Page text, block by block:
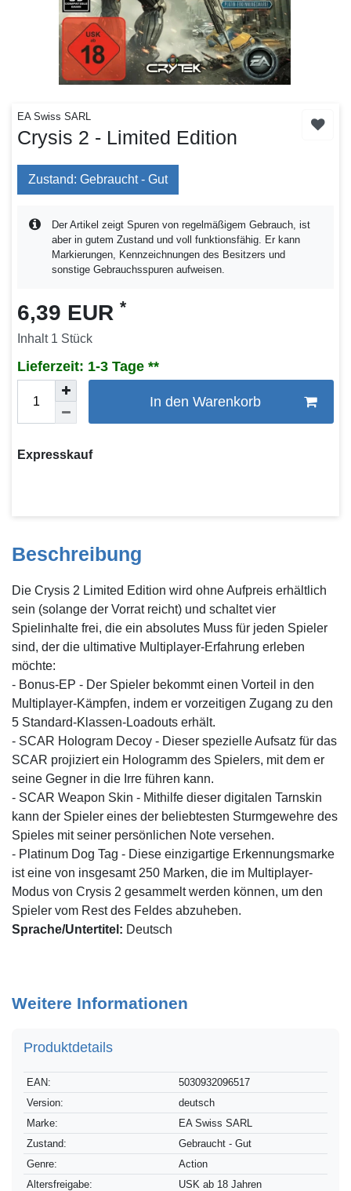
EA Swiss SARL
Crysis 2 - Limited Edition
Zustand: Gebraucht - Gut
Der Artikel zeigt Spuren von regelmäßigem Gebrauch, ist
aber in gutem Zustand und voll funktionsfähig. Er kann
Markierungen, Kennzeichnungen des Besitzers und
sonstige Gebrauchsspuren aufweisen.
6,39 EUR *
Inhalt 1 Stück
Lieferzeit: 1-3 Tage
In den Warenkorb
Expresskauf
Beschreibung
Die Crysis 2 Limited Edition wird ohne Aufpreis erhältlich
sein (solange der Vorrat reicht) und schaltet vier
Spielinhalte frei, die ein absolutes Muss für jeden Spieler
sind, der die ultimative Multiplayer-Erfahrung erleben
möchte:
- Bonus-EP - Der Spieler bekommt einen Vorteil in den
Multiplayer-Kämpfen, indem er vorzeitigen Zugang zu den
5 Standard-Klassen-Loadouts erhält.
- SCAR Hologram Decoy - Dieser spezielle Aufsatz für das
SCAR projiziert ein Hologramm des Spielers, mit dem er
seine Gegner in die Irre führen kann.
- SCAR Weapon Skin - Mithilfe dieser digitalen Tarnskin
kann der Spieler eines der beliebtesten Sturmgewehre des
Spieles mit seiner persönlichen Note versehen.
- Platinum Dog Tag - Diese einzigartige Erkennungsmarke
ist eine von insgesamt 250 Marken, die im Multiplayer-
Modus von Crysis 2 gesammelt werden können, um den
Spieler vom Rest des Feldes abzuheben.
Sprache/Untertitel: Deutsch
Weitere Informationen
Produktdetails
Technisches
Merkmal
Wert
EAN:
5030932096517
Version:
deutsch
Marke:
EA Swiss SARL
Zustand:
Gebraucht - Gut
Genre:
Action
Altersfreigabe:
USK ab 18 Jahren